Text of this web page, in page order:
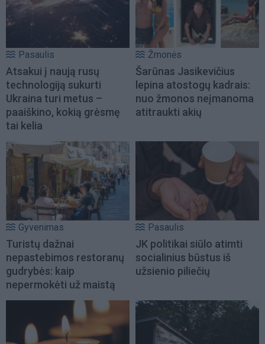
Pasaulis
Atsakui į naują rusų
technologiją sukurti
Ukraina turi metus –
paaiškino, kokią grėsmę
tai kelia
Žmonės
Šarūnas Jasikevičius
lepina atostogų kadrais:
nuo žmonos neįmanoma
atitraukti akių
Gyvenimas
Turistų dažnai
nepastebimos restoranų
gudrybės: kaip
nepermokėti už maistą
Pasaulis
JK politikai siūlo atimti
socialinius būstus iš
užsienio piliečių